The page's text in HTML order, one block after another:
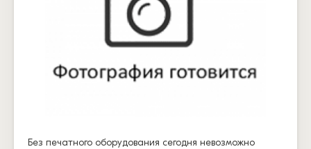
Без печатного оборудования сегодня невозможно